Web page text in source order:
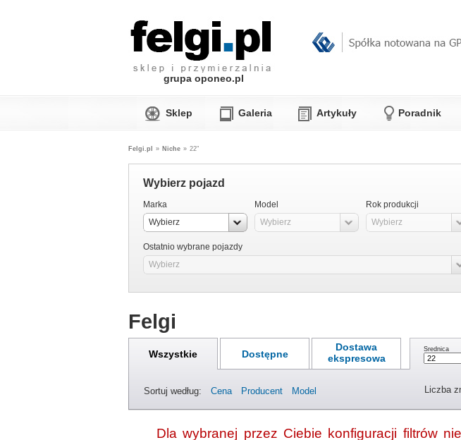
grupa oponeo.pl
Sklep Galeria Artykuły Poradnik
Felgi.pl » Niche » 22"
Wybierz pojazd
Marka
Wybierz
Model
Wybierz
Rok produkcji
Wybierz
Ostatnio wybrane pojazdy
Wybierz
Felgi
Średnica
Wszystkie Dostępne
Dostawa
ekspresowa
Sortuj według: Cena Producent Model Liczba
Dla wybranej przez Ciebie konfiguracji filtrów